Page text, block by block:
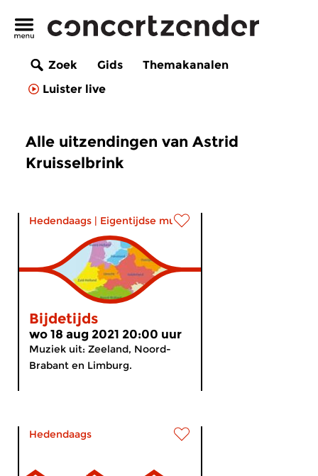
Zoek Gids
Themakanalen
Luister live
Alle uitzendingen van Astrid
Kruisselbrink
Hedendaags | Eigentijdse muziek
Bijdetijds
wo 18 aug 2021 20:00 uur
Muziek uit: Zeeland, Noord-
Brabant en Limburg.
Hedendaags